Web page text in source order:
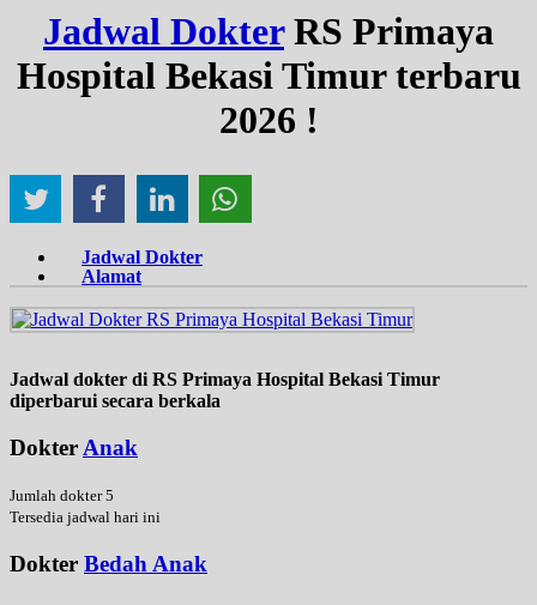
Jadwal DokterRS Primaya
Hospital Bekasi Timur terbaru
2026 !
Jadwal Dokter
Alamat
Jadwal dokter di RS Primaya Hospital Bekasi Timur
diperbarui secara berkala
Dokter Anak
Jumlah dokter 5
Tersedia jadwal hari ini
Dokter Bedah Anak